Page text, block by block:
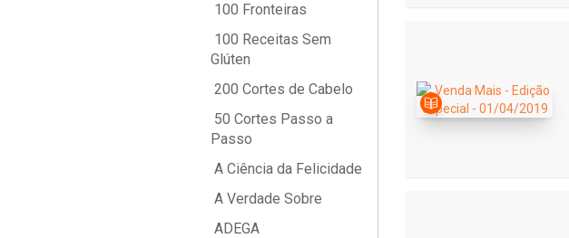
100 Fronteiras
100 Receitas Sem
Glúten
200 Cortes de Cabelo
50 Cortes Passo a
Passo
A Ciência da Felicidade
A Verdade Sobre
ADEGA